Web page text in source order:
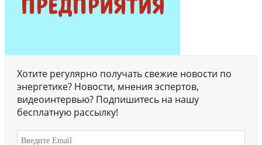
Хотите регулярно получать свежие новости по
энергетике? Новости, мнения эспертов,
видеоинтервью? Подпишитесь на нашу
бесплатную рассылку!